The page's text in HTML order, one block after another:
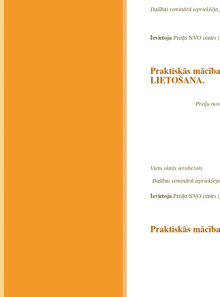
Dalībai seminārā
IevietojaPreiļu NVO centrs |
Praktiskās
LIETOŠANA.
Preiļu
Vietu skaits ierobežots.
Dalībai seminārā
IevietojaPreiļu NVO centrs |
Praktiskās